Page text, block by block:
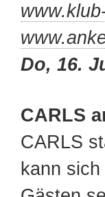
Do, 16.
CARLS
CARLS
kann